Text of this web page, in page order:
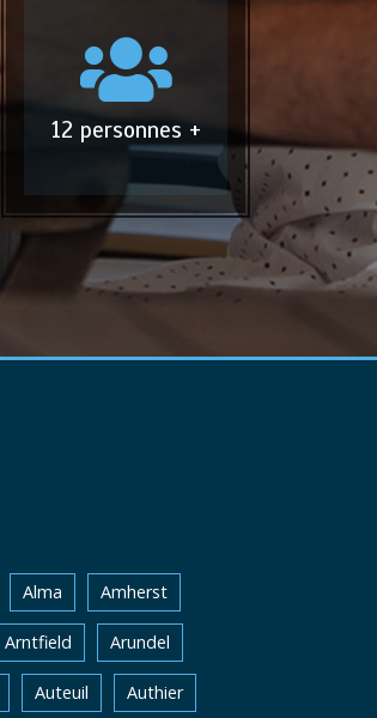
12 personnes +
Alma Amherst
Arntfield Arundel
Auteuil Authier